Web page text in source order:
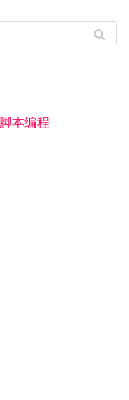
本编程